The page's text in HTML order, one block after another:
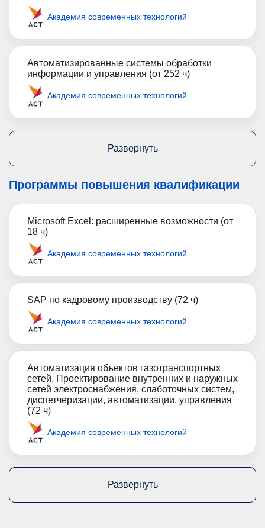
Академия современных технологий
Автоматизированные системы обработки
информации и управления (от 252 ч)
Академия современных технологий
Развернуть
Программы повышения квалификации
Microsoft Excel: расширенные возможности (от
18 ч)
Академия современных технологий
SAP по кадровому производству (72 ч)
Академия современных технологий
Автоматизация объектов газотранспортных
сетей. Проектирование внутренних и наружных
сетей электроснабжения, слаботочных систем,
диспетчеризации, автоматизации, управления
(72 ч)
Академия современных технологий
Развернуть